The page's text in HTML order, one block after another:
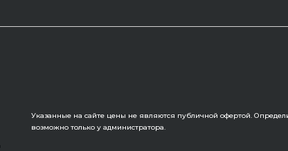
Указанные на сайте цены не являются публичной офертой.
возможно только у администратора.